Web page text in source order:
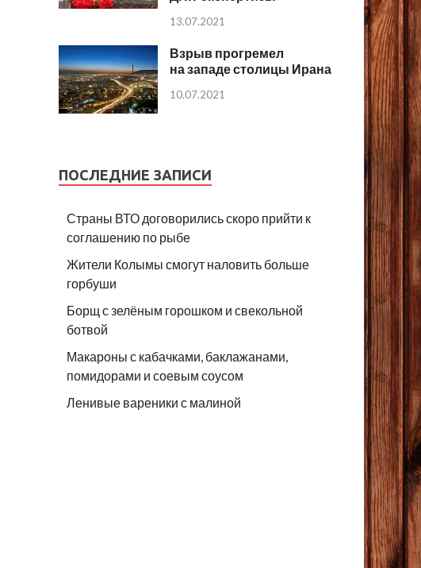
13.07.2021
Взрыв прогремел
на западе столицы Ирана
10.07.2021
ПОСЛЕДНИЕ ЗАПИСИ
Страны ВТО договорились скоро прийти к
соглашению по рыбе
Жители Колымы смогут наловить больше
горбуши
Борщ с зелёным горошком и свекольной
ботвой
Макароны с кабачками, баклажанами,
помидорами и соевым соусом
Ленивые вареники с малиной